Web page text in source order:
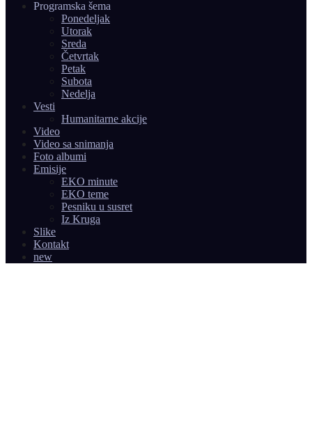
Programska šema
Ponedeljak
Utorak
Sreda
Četvrtak
Petak
Subota
Nedelja
Vesti
Humanitarne akcije
Video
Video sa snimanja
Foto albumi
Emisije
EKO minute
EKO teme
Pesniku u susret
Iz Kruga
Slike
Kontakt
new